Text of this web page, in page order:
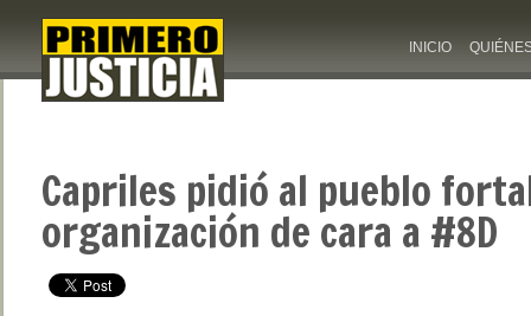
INICIO
Capriles pidió al pueblo
organización de cara a #8D